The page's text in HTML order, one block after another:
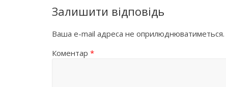
Залишити відповідь
Ваша e-mail адреса не оприлюднюватиметься.
Коментар *